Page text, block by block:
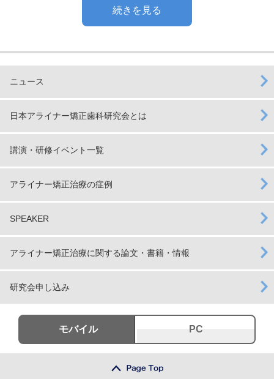
続きを見る
ニュース
日本アライナー矯正歯科研究会とは
講演・研修イベント一覧
アライナー矯正治療の症例
SPEAKER
アライナー矯正治療に関する論文・書籍・情報
研究会申し込み
モバイル PC